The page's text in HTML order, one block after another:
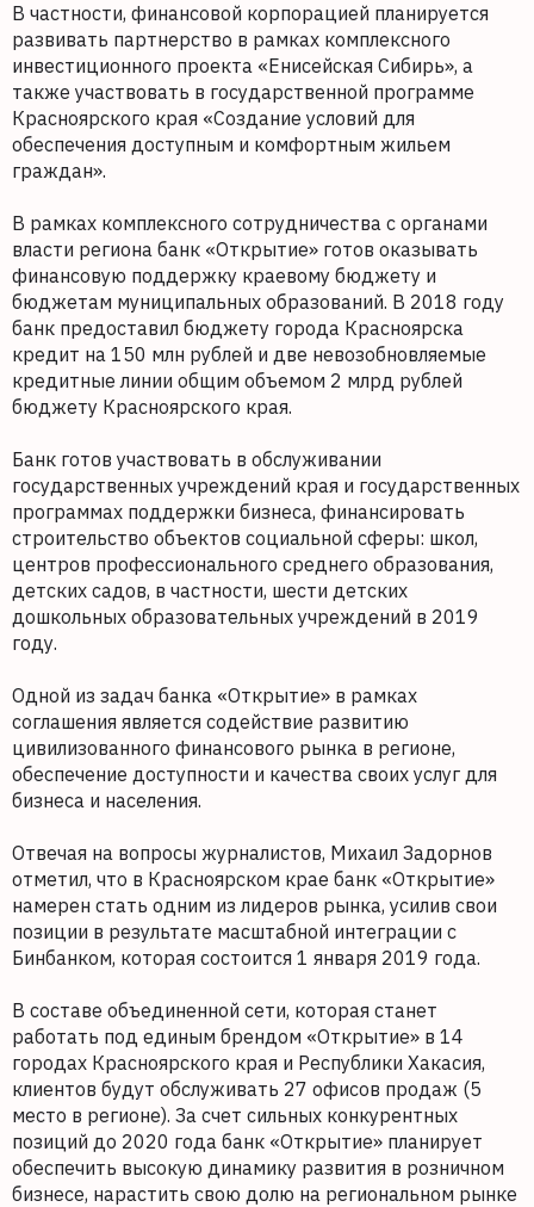
В частности, финансовой корпорацией планируется
развивать партнерство в рамках комплексного
инвестиционного проекта «Енисейская Сибирь», а
также участвовать в государственной программе
Красноярского края «Создание условий для
обеспечения доступным и комфортным жильем
граждан».
В рамках комплексного сотрудничества с органами
власти региона банк «Открытие» готов оказывать
финансовую поддержку краевому бюджету и
бюджетам муниципальных образований. В 2018 году
банк предоставил бюджету города Красноярска
кредит на 150 млн рублей и две невозобновляемые
кредитные линии общим объемом 2 млрд рублей
бюджету Красноярского края.
Банк готов участвовать в обслуживании
государственных учреждений края и государственных
программах поддержки бизнеса, финансировать
строительство объектов социальной сферы: школ,
центров профессионального среднего образования,
детских садов, в частности, шести детских
дошкольных образовательных учреждений в 2019
году.
Одной из задач банка «Открытие» в рамках
соглашения является содействие развитию
цивилизованного финансового рынка в регионе,
обеспечение доступности и качества своих услуг для
бизнеса и населения.
Отвечая на вопросы журналистов, Михаил Задорнов
отметил, что в Красноярском крае банк «Открытие»
намерен стать одним из лидеров рынка, усилив свои
позиции в результате масштабной интеграции с
Бинбанком, которая состоится 1 января 2019 года.
В составе объединенной сети, которая станет
работать под единым брендом «Открытие» в 14
городах Красноярского края и Республики Хакасия,
клиентов будут обслуживать 27 офисов продаж (5
место в регионе). За счет сильных конкурентных
позиций до 2020 года банк «Открытие» планирует
обеспечить высокую динамику развития в розничном
бизнесе, нарастить свою долю на региональном рынке